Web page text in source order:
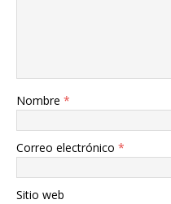
Nombre *
Correo electrónico *
Sitio web